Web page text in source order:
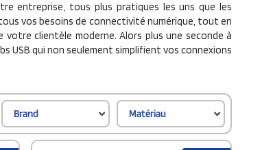
entreprise, tous plus pratiques les uns que les
vos besoins de connectivité numérique, tout en
clientèle moderne. Alors plus une seconde à
USB qui non seulement simplifient vos connexions
Brand Matériau